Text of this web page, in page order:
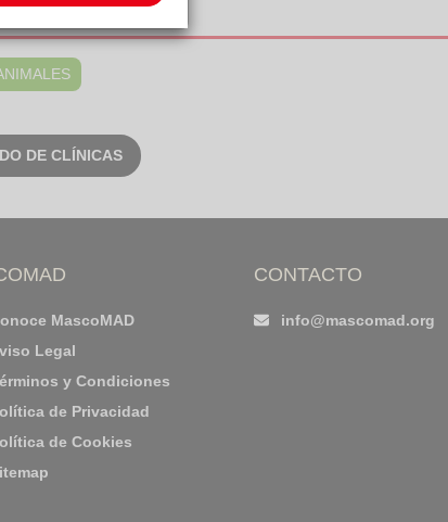
DE CLÍNICAS
MascoMAD
Legal
y Condiciones
de Privacidad
de Cookies
CONTACTO
info@mascomad.org